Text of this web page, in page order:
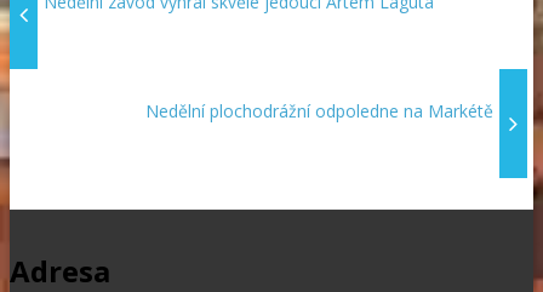
Nedělní plochodrážní odpoledne na Markétě
Adresa